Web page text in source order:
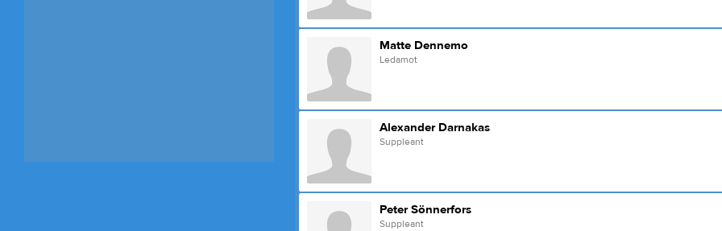
Matte Dennemo
Ledamot
Alexander Darnakas
Suppleant
Peter Sönnerfors
Suppleant